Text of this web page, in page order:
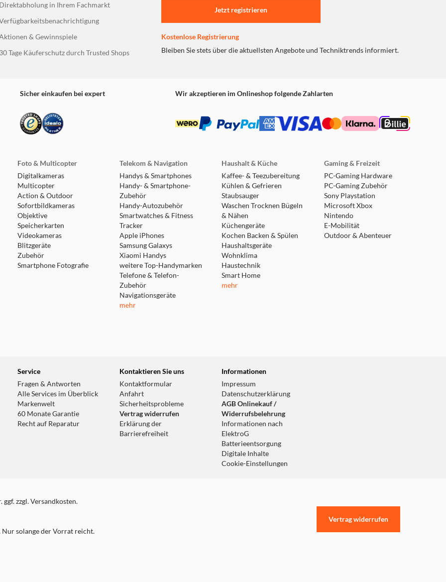
Direktabholung in Ihrem Fachmarkt
& Gewinnspiele
30 Tage Käuferschutz durch Trusted Shops
Jetzt registrieren
Kostenlose Registrierung
Bleiben Sie stets über die aktuellsten Angebote und Techniktrends informiert.
Sicher einkaufen bei expert Wir akzeptieren im Onlineshop folgende Zahlarten
Foto & Multicopter
Digitalkameras
Multicopter
Action & Outdoor
Sofortbildkameras
Objektive
Speicherkarten
Videokameras
Blitzgeräte
Zubehör
Smartphone Fotografie
Telekom & Navigation
Handys & Smartphones
Handy- & Smartphone-
Zubehör
Handy-Autozubehör
Smartwatches & Fitness
Tracker
Apple iPhones
Samsung Galaxys
Xiaomi Handys
weitere Top-Handymarken
Telefone & Telefon-
Zubehör
Navigationsgeräte
mehr
Haushalt & Küche
Kaffee- & Teezubereitung
Kühlen & Gefrieren
Staubsauger
Waschen Trocknen Bügeln
& Nähen
Küchengeräte
Kochen Backen & Spülen
Haushaltsgeräte
Wohnklima
Haustechnik
Smart Home
mehr
Gaming & Freizeit
PC-Gaming Hardware
PC-Gaming Zubehör
Sony Playstation
Microsoft Xbox
Nintendo
E-Mobilität
Outdoor & Abenteuer
Service
Fragen & Antworten
Alle Services im Überblick
Markenwelt
60 Monate Garantie
Recht auf Reparatur
Kontaktieren Sie uns
Kontaktformular
Anfahrt
Sicherheitsprobleme
Vertrag widerrufen
Erklärung der
Barrierefreiheit
Informationen
Impressum
Datenschutzerklärung
AGB Onlinekauf /
Widerrufsbelehrung
Informationen nach
ElektroG
Batterieentsorgung
Digitale Inhalte
Cookie-Einstellungen
zzgl. Versandkosten.
solange der Vorrat reicht.
Vertrag widerrufen